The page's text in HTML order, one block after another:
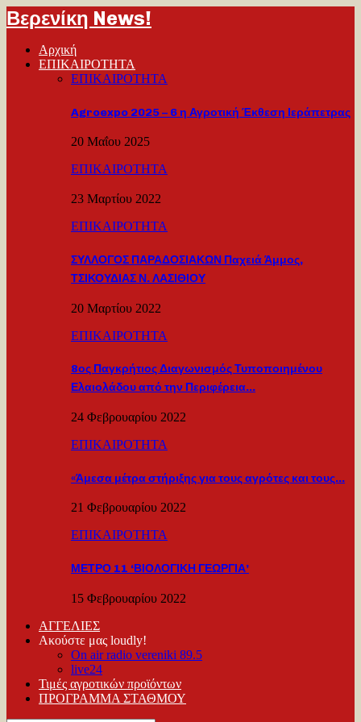
Βερενίκη News!
Αρχική
ΕΠΙΚΑΙΡΟΤΗΤΑ
ΕΠΙΚΑΙΡΟΤΗΤΑ
Agroexpo 2025 – 6 η Αγροτική Έκθεση Ιεράπετρας
20 Μαΐου 2025
ΕΠΙΚΑΙΡΟΤΗΤΑ
23 Μαρτίου 2022
ΕΠΙΚΑΙΡΟΤΗΤΑ
ΣΥΛΛΟΓΟΣ ΠΑΡΑΔΟΣΙΑΚΩΝ Παχειά Άμμος,
ΤΣΙΚΟΥΔΙΑΣ Ν. ΛΑΣΙΘΙΟΥ
20 Μαρτίου 2022
ΕΠΙΚΑΙΡΟΤΗΤΑ
8ος Παγκρήτιος Διαγωνισμός Τυποποιημένου
Ελαιολάδου από την Περιφέρεια…
24 Φεβρουαρίου 2022
ΕΠΙΚΑΙΡΟΤΗΤΑ
«Άμεσα μέτρα στήριξης για τους αγρότες και τους…
21 Φεβρουαρίου 2022
ΕΠΙΚΑΙΡΟΤΗΤΑ
ΜΕΤΡΟ 11 ‘ΒΙΟΛΟΓΙΚΗ ΓΕΩΡΓΙΑ’
15 Φεβρουαρίου 2022
ΑΓΓΕΛΙΕΣ
Ακούστε μας loudly!
On air radio vereniki 89.5
live24
Τιμές αγροτικών προϊόντων
ΠΡΟΓΡΑΜΜΑ ΣΤΑΘΜΟΥ